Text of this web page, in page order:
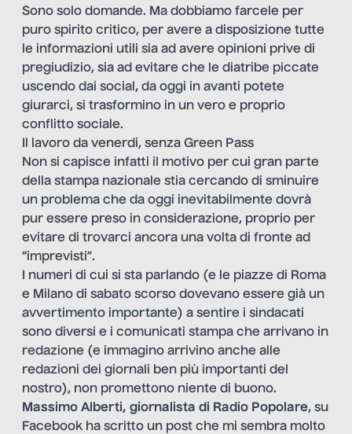
Sono solo domande. Ma dobbiamo farcele per
puro spirito critico, per avere a disposizione tutte
le informazioni utili sia ad avere opinioni prive di
pregiudizio, sia ad evitare che le diatribe piccate
uscendo dai social, da oggi in avanti potete
giurarci, si trasformino in un vero e proprio
conflitto sociale.
Il lavoro da venerdi, senza Green Pass
Non si capisce infatti il motivo per cui gran parte
della stampa nazionale stia cercando di sminuire
un problema che da oggi inevitabilmente dovrà
pur essere preso in considerazione, proprio per
evitare di trovarci ancora una volta di fronte ad
“imprevisti”.
I numeri di cui si sta parlando (e le piazze di Roma
e Milano di sabato scorso dovevano essere già un
avvertimento importante) a sentire i sindacati
sono diversi e i comunicati stampa che arrivano in
redazione (e immagino arrivino anche alle
redazioni dei giornali ben più importanti del
nostro), non promettono niente di buono.
Massimo Alberti, giornalista di Radio Popolare, su
Facebook ha scritto un post che mi sembra molto